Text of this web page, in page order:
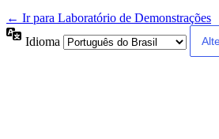
← Ir para Laboratório de Demonstrações
Idioma